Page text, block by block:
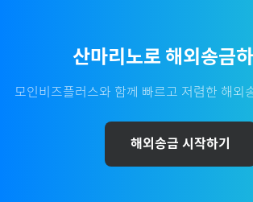
산마리노로 해외송금
모인비즈플러스와 함께 빠르고 저렴한 해외
해외송금 시작하기